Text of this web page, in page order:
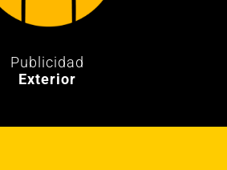
Publicidad
Exterior